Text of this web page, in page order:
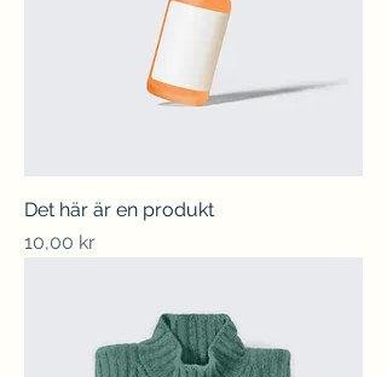
Det här är en produkt
Pris
10,00 kr